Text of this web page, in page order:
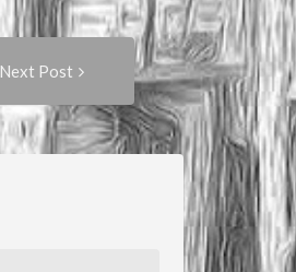
Next Post
Next
Post: